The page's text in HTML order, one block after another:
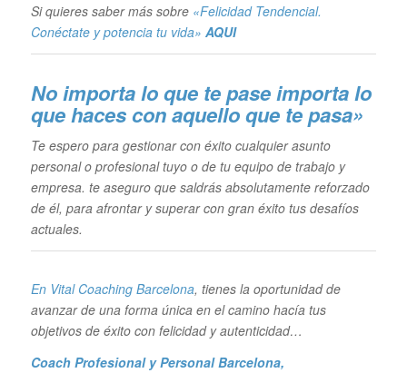
Si quieres saber más sobre «Felicidad Tendencial.
Conéctate y potencia tu vida» AQUI
No importa lo que te pase importa lo
que haces con aquello que te pasa»
Te espero para gestionar con éxito cualquier asunto
personal o profesional tuyo o de tu equipo de trabajo y
empresa. te aseguro que saldrás absolutamente reforzado
de él, para afrontar y superar con gran éxito tus desafíos
actuales.
En Vital Coaching Barcelona, tienes la oportunidad de
avanzar de una forma única en el camino hacía tus
objetivos de éxito con felicidad y autenticidad…
Coach Profesional y Personal Barcelona,